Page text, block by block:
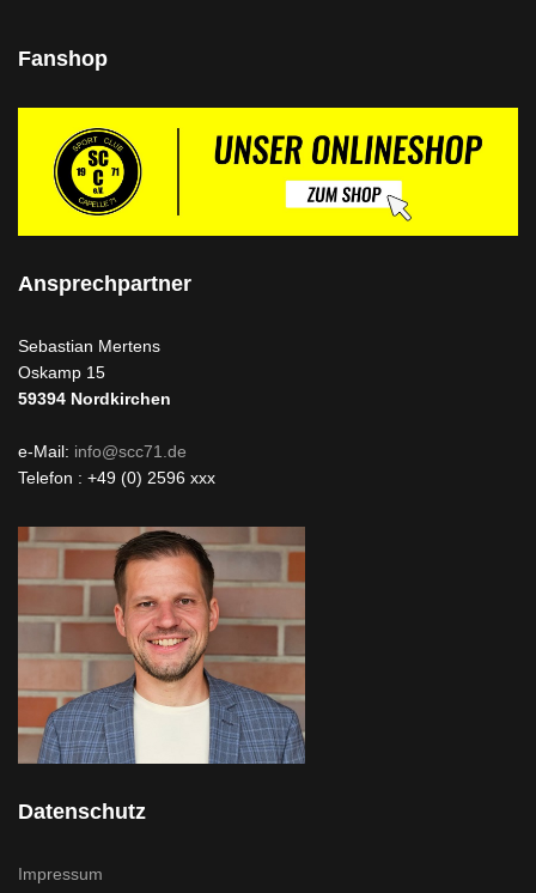
Fanshop
Ansprechpartner
Sebastian Mertens
Oskamp 15
59394 Nordkirchen
e-Mail: info@scc71.de
Telefon : +49 (0) 2596 xxx
Datenschutz
Impressum